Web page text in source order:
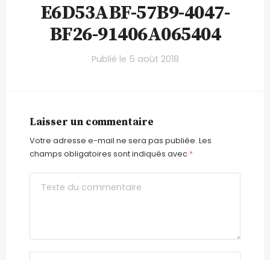
E6D53ABF-57B9-4047-
BF26-91406A065404
Publié le 5 août 2018
Laisser un commentaire
Votre adresse e-mail ne sera pas publiée. Les
champs obligatoires sont indiqués avec *